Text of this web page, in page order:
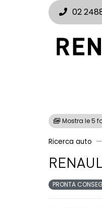
02
Mostra le 5
Ricerca auto
PRONTA